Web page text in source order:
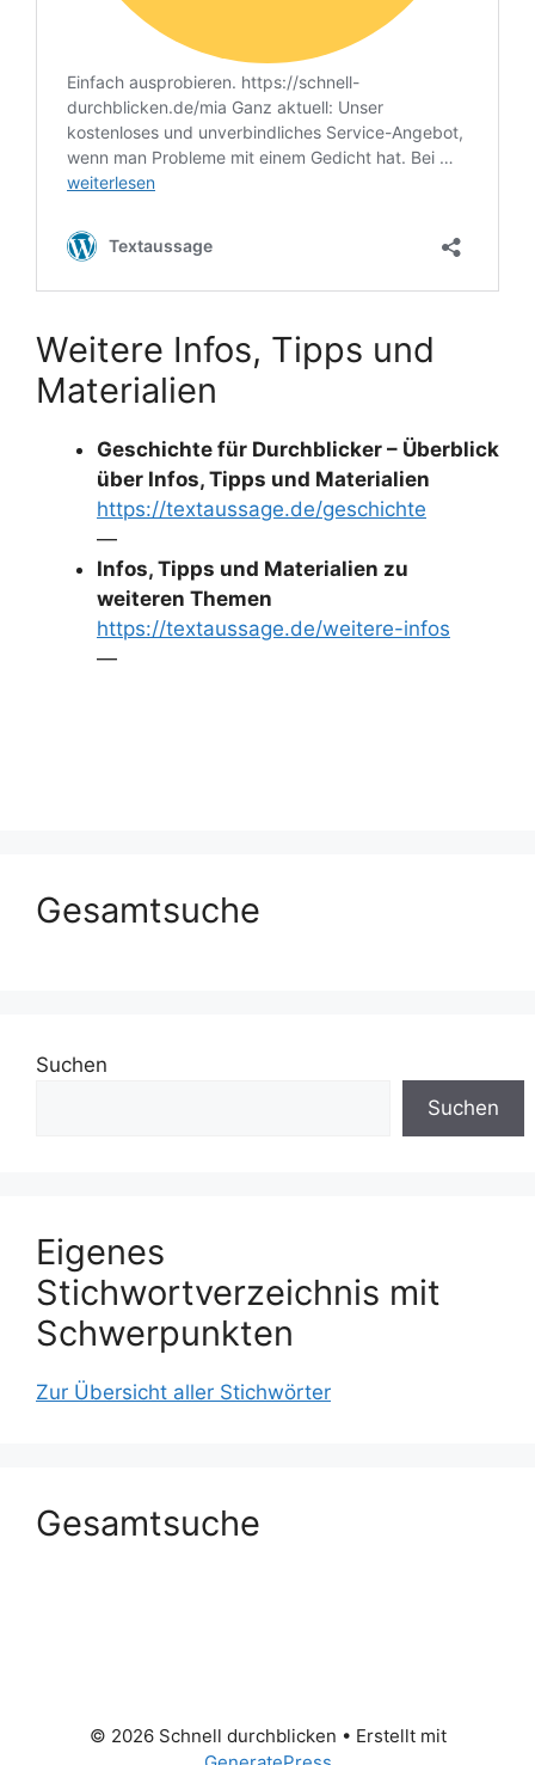
Weitere Infos, Tipps und
Materialien
Geschichte für Durchblicker – Überblick
über Infos, Tipps und Materialien
https://textaussage.de/geschichte
—
Infos, Tipps und Materialien zu
weiteren Themen
https://textaussage.de/weitere-infos
—
Gesamtsuche
Suchen
Suchen
Eigenes
Stichwortverzeichnis mit
Schwerpunkten
Zur Übersicht aller Stichwörter
Gesamtsuche
© 2026 Schnell durchblicken • Erstellt mit